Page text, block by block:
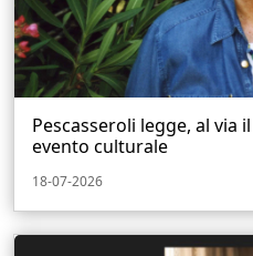
Pescasseroli legge, al via
evento culturale
18-07-2026